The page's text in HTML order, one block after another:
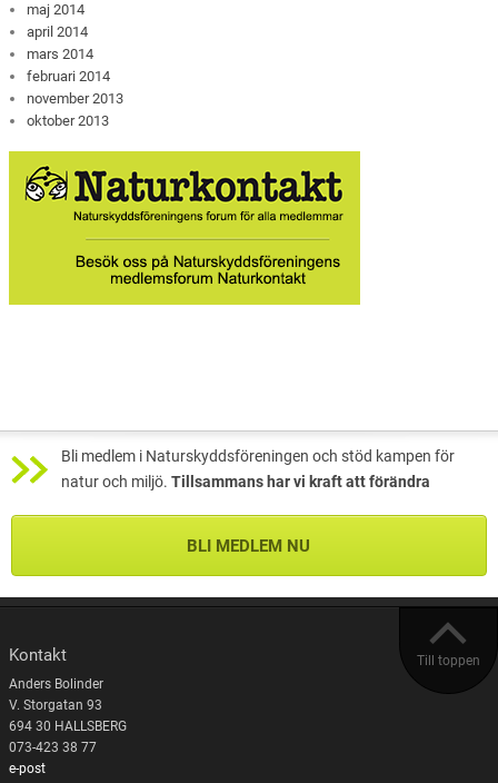
maj 2014
april 2014
mars 2014
februari 2014
november 2013
oktober 2013
Bli medlem i Naturskyddsföreningen och stöd kampen för
natur och miljö. Tillsammans har vi kraft att förändra
BLI MEDLEM NU
Till toppen
Kontakt
Anders Bolinder
V. Storgatan 93
694 30 HALLSBERG
073-423 38 77
e-post